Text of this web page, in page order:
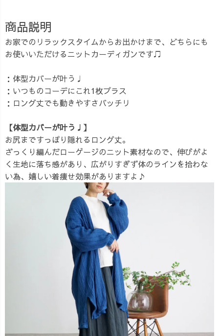
商品説明
お家でのリラックスタイムからお出かけまで、どちらにも
お使いいただけるニットカーディガンです♫
：体型カバーが叶う♩
：いつものコーデにこれ1枚プラス
：ロング丈でも動きやすさバッチリ
【体型カバーが叶う♩】
お尻まですっぽり隠れるロング丈。
ざっくり編んだローゲージのニット素材なので、伸びがよ
く生地に落ち感があり、広がりすぎず体のラインを拾わな
い為、嬉しい着痩せ効果がありますよ♪